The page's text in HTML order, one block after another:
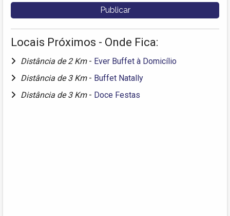
Locais Próximos - Onde Fica:
Distância de 2 Km - Ever Buffet à Domicílio
Distância de 3 Km - Buffet Natally
Distância de 3 Km - Doce Festas